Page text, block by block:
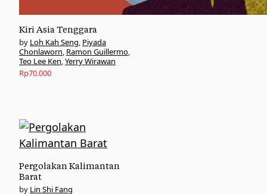
Kiri Asia Tenggara
Loh Kah Seng, Piyada
Chonlaworn, Ramon Guillermo,
Teo Lee Ken,Yerry Wirawan
Rp70.000
Pergolakan Kalimantan
Barat
Lin Shi Fang